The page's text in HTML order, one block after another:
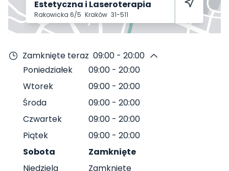
Estetyczna i Laseroterapia
Rakowicka 6/5 Kraków 31-511
Zamknięte teraz 09:00 - 20:00
Poniedziałek
09:00 - 20:00
Wtorek
09:00 - 20:00
Środa
09:00 - 20:00
Czwartek
09:00 - 20:00
Piątek
09:00 - 20:00
Sobota
Zamknięte
Niedziela
Zamknięte